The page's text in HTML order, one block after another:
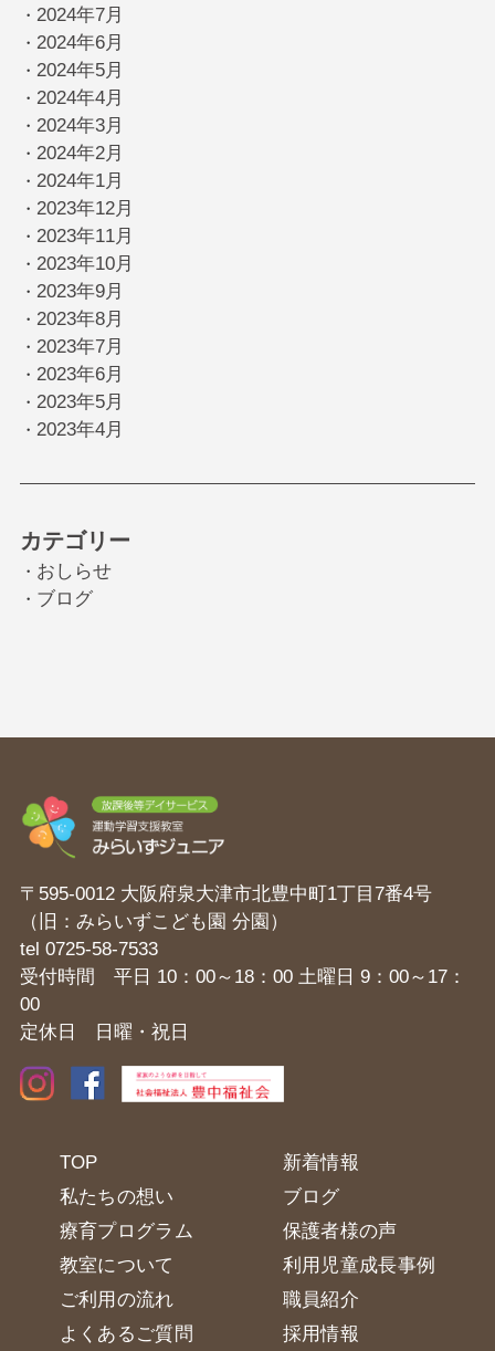
・ 2024年7月
・ 2024年6月
・ 2024年5月
・ 2024年4月
・ 2024年3月
・ 2024年2月
・ 2024年1月
・ 2023年12月
・ 2023年11月
・ 2023年10月
・ 2023年9月
・ 2023年8月
・ 2023年7月
・ 2023年6月
・ 2023年5月
・ 2023年4月
カテゴリー
・ おしらせ
・ ブログ
〒595-0012 大阪府泉大津市北豊中町1丁目7番4号
（旧：みらいずこども園 分園）
tel 0725-58-7533
受付時間 平日 10：00～18：00 土曜日 9：00～17：
00
定休日 日曜・祝日
TOP
私たちの想い
療育プログラム
教室について
ご利用の流れ
よくあるご質問
新着情報
ブログ
保護者様の声
利用児童成長事例
職員紹介
採用情報